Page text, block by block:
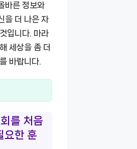
바른 정보와
을 더 나은 자
입니다. 마라
세상을 좀 더
바랍니다.
를 처음
요한 훈